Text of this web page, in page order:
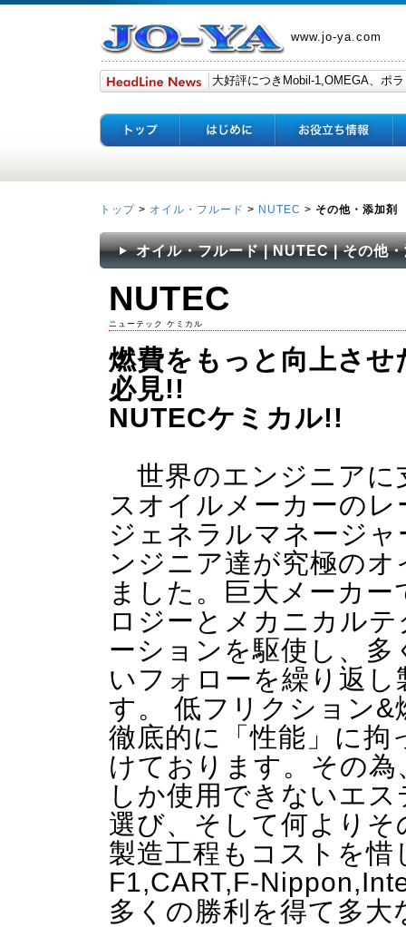
www.jo-ya.com
トップ > オイル・フルード > NUTEC > その他・添加剤
オイル・フルード | NUTEC | その他
NUTEC
ニューテック ケミカル
燃費をもっと向上させ
必見!!
NUTECケミカル!!
世界のエンジニアに
スオイルメーカーの
ジェネラルマネージ
ンジニア達が究極の
ました。巨大メーカ
ロジーとメカニカル
ーションを駆使し、
いフォローを繰り返
す。 低フリクション&
徹底的に「性能」に拘
けております。その
しか使用できないエ
選び、そして何より
製造工程もコストを
F1,CART,F-
多くの勝利を得て多